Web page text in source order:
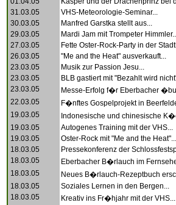
31.03.05
VHS-Meteorologie-Seminar...
30.03.05
Manfred Garstka stellt aus...
29.03.05
Mardi Jam mit Trompeter
27.03.05
Fette Oster-Rock-Party in der
26.03.05
"Me and the Heat" ausverkauft...
23.03.05
Musik zur Passion Jesu...
23.03.05
BLB gastiert mit "Bezahlt wird
23.03.05
Messe-Erfolg f�r Eberbacher
22.03.05
F�nftes Gospelprojekt in
19.03.05
Indonesische und chinesische
19.03.05
Autogenes Training mit der VHS...
19.03.05
Oster-Rock mit "Me and the Heat"...
18.03.05
Pressekonferenz der
18.03.05
Eberbacher B�rlauch im
18.03.05
Neues B�rlauch-Rezeptbuch
18.03.05
Soziales Lernen in den Bergen...
18.03.05
Kreativ ins Fr�hjahr mit der VHS...